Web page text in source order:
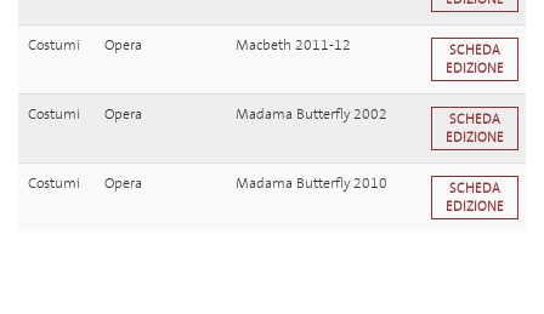
Costumi Opera Macbeth 2011-12
SCHEDA
EDIZIONE
Costumi Opera Madama Butterfly 2002
SCHEDA
EDIZIONE
Costumi Opera Madama Butterfly 2010
SCHEDA
EDIZIONE